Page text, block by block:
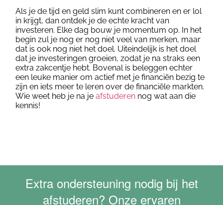
Als je de tijd en geld slim kunt combineren en er lol
in krijgt, dan ontdek je de echte kracht van
investeren. Elke dag bouw je momentum op. In het
begin zul je nog er nog niet veel van merken, maar
dat is ook nog niet het doel. Uiteindelijk is het doel
dat je investeringen groeien, zodat je na straks een
extra zakcentje hebt. Bovenal is beleggen echter
een leuke manier om actief met je financiën bezig te
zijn en iets meer te leren over de financiële markten.
Wie weet heb je na je afstuderen nog wat aan die
kennis!
Extra ondersteuning nodig bij het
afstuderen? Onze ervaren